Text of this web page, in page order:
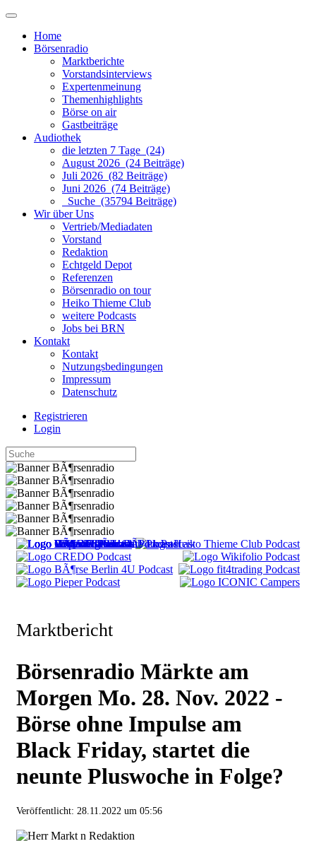
Home
Börsenradio
Marktberichte
Vorstandsinterviews
Expertenmeinung
Themenhighlights
Börse on air
Gastbeiträge
Audiothek
die letzten 7 Tage (24)
August 2026 (24 Beiträge)
Juli 2026 (82 Beiträge)
Juni 2026 (74 Beiträge)
Suche (35794 Beiträge)
Wir über Uns
Vertrieb/Mediadaten
Vorstand
Redaktion
Echtgeld Depot
Referenzen
Börsenradio on tour
Heiko Thieme Club
weitere Podcasts
Jobs bei BRN
Kontakt
Kontakt
Nutzungsbedingungen
Impressum
Datenschutz
Registrieren
Login
Marktbericht
Börsenradio Märkte am
Morgen Mo. 28. Nov. 2022 -
Börse ohne Impulse am
Black Friday, startet die
neunte Pluswoche in Folge?
Veröffentlicht: 28.11.2022 um 05:56